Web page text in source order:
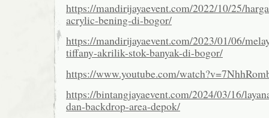
https://mandirijayaevent.com/2022/10/25/
acrylic-bening-di-bogor/
https://mandirijayaevent.com/2023/01/06/
tiffany-akrilik-stok-banyak-di-bogor/
https://www.youtube.com/
https://bintangjayaevent.com/2024/03/16/
dan-backdrop-area-depok/